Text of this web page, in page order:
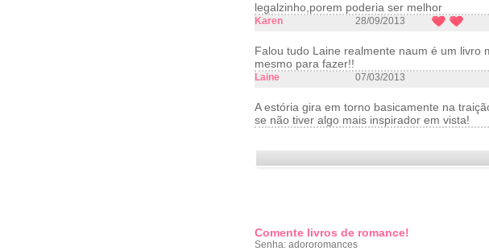
legalzinho,porem poderia ser melhor
Karen 28/09/2013
Falou tudo Laine realmente naum é um livro
mesmo para fazer!!
Laine 07/03/2013
A estória gira em torno basicamente na
se não tiver algo mais inspirador em vista!
Comente livros de romance!
Senha: adororomances